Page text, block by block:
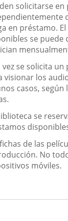
solicitarse
en préstamo.
se puede
vez se solicita
visionar los
casos,
se
de las
No
móviles.